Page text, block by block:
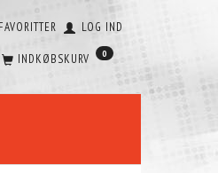
FAVORITTER LOG IND
INDKØBSKURV 0